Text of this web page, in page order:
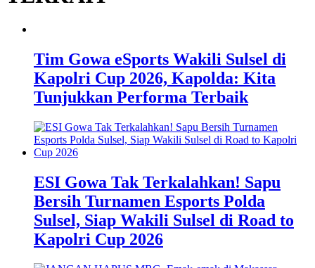
Tim Gowa eSports Wakili Sulsel di
Kapolri Cup 2026, Kapolda: Kita
Tunjukkan Performa Terbaik
ESI Gowa Tak Terkalahkan! Sapu
Bersih Turnamen Esports Polda
Sulsel, Siap Wakili Sulsel di Road to
Kapolri Cup 2026